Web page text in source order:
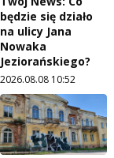
będzie się działo
na ulicy Jana
Nowaka
Jeziorańskiego?
2026.08.08 10:52